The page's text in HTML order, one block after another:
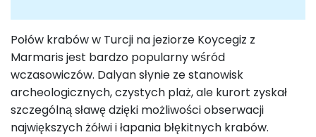
Połów krabów w Turcji na jeziorze Koycegiz z
Marmaris jest bardzo popularny wśród
wczasowiczów. Dalyan słynie ze stanowisk
archeologicznych, czystych plaż, ale kurort zyskał
szczególną sławę dzięki możliwości obserwacji
największych żółwi i łapania błękitnych krabów.